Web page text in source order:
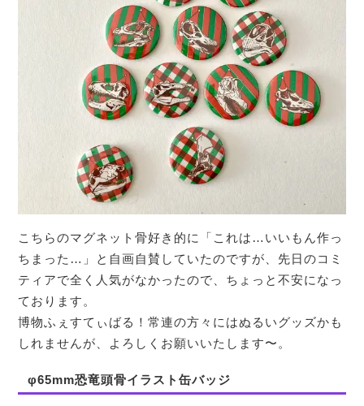
こちらのマグネット骨好き的に「これは…いいもん作っ
ちまった…」と自画自賛していたのですが、先日のコミ
ティアで全く人気がなかったので、ちょっと不安になっ
ております。
博物ふぇすてぃばる！常連の方々にはぬるいグッズかも
しれませんが、よろしくお願いいたします〜。
φ65mm恐竜頭骨イラスト缶バッジ